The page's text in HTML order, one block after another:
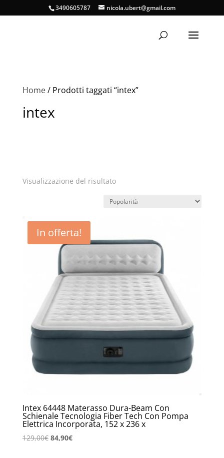
3490605787 nicola.ubert@gmail.com
Home/ Prodotti taggati “intex”
intex
Visualizzazione del risultato
In offerta!
Intex 64448 Materasso Dura-Beam Con
Schienale Tecnologia Fiber Tech Con Pompa
Elettrica Incorporata, 152 x 236 x
129,00€ Il
84,90€Il